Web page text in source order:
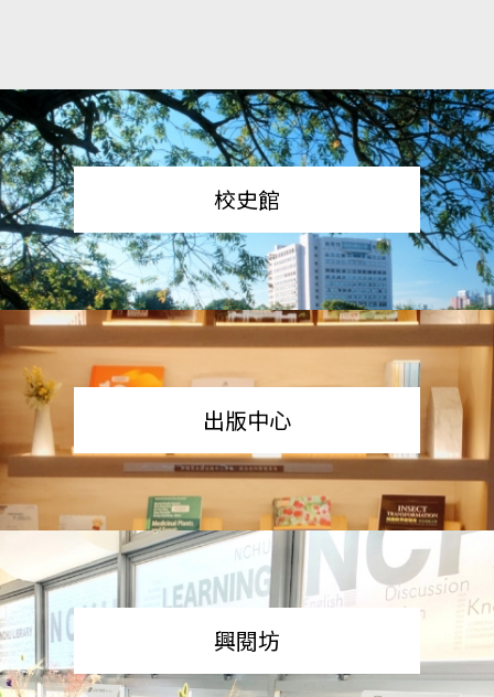
校史館
出版中心
興閱坊